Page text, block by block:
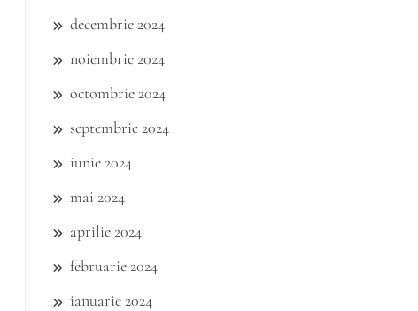
decembrie 2024
noiembrie 2024
octombrie 2024
septembrie 2024
iunie 2024
mai 2024
aprilie 2024
februarie 2024
ianuarie 2024